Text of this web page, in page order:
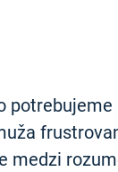
medzi